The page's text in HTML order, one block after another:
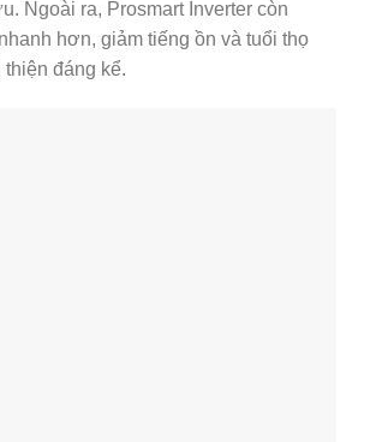
Ngoài ra, Prosmart Inverter còn
hơn, giảm tiếng ồn và tuổi thọ
đáng kể.